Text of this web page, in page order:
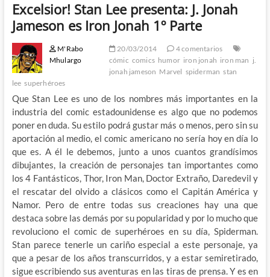
Excelsior! Stan Lee presenta: J. Jonah
Jameson es Iron Jonah 1º Parte
M'Rabo
Mhulargo
20/03/2014
4 comentarios
cómic comics humor iron jonah iron man j.
jonah jameson Marvel spiderman stan
lee superhéroes
Que Stan Lee es uno de los nombres más importantes en la
industria del comic estadounidense es algo que no podemos
poner en duda. Su estilo podrá gustar más o menos, pero sin su
aportación al medio, el comic americano no sería hoy en día lo
que es. A él le debemos, junto a unos cuantos grandísimos
dibujantes, la creación de personajes tan importantes como
los 4 Fantásticos, Thor, Iron Man, Doctor Extraño, Daredevil y
el rescatar del olvido a clásicos como el Capitán América y
Namor. Pero de entre todas sus creaciones hay una que
destaca sobre las demás por su popularidad y por lo mucho que
revoluciono el comic de superhéroes en su día, Spiderman.
Stan parece tenerle un cariño especial a este personaje, ya
que a pesar de los años transcurridos, y a estar semiretirado,
sigue escribiendo sus aventuras en las tiras de prensa. Y es en